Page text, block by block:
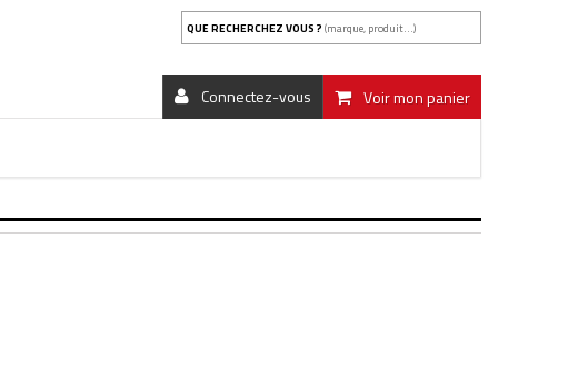
QUE RECHERCHEZ VOUS ? (marque, produit...)
Voir mon panier
Connectez-vous